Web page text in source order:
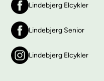
Lindebjerg Elcykler
Lindebjerg Senior
Lindebjerg Elcykler